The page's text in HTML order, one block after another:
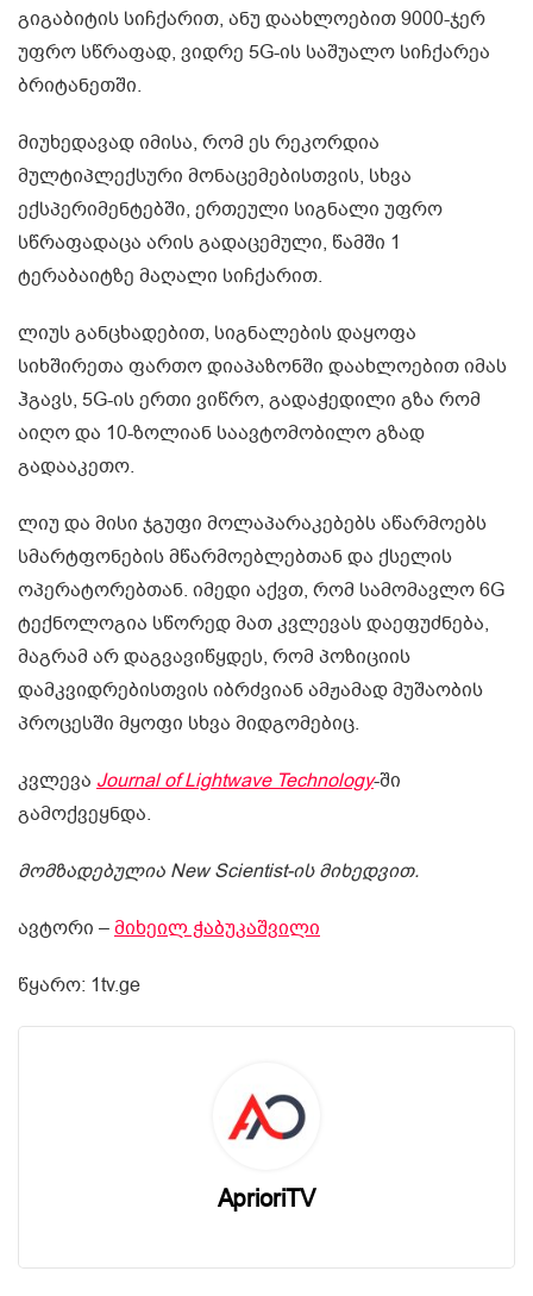
გიგაბიტის სიჩქარით, ანუ დაახლოებით 9000-ჯერ
უფრო სწრაფად, ვიდრე 5G-ის საშუალო სიჩქარეა
ბრიტანეთში.
მიუხედავად იმისა, რომ ეს რეკორდია
მულტიპლექსური მონაცემებისთვის, სხვა
ექსპერიმენტებში, ერთეული სიგნალი უფრო
სწრაფადაცა არის გადაცემული, წამში 1
ტერაბაიტზე მაღალი სიჩქარით.
ლიუს განცხადებით, სიგნალების დაყოფა
სიხშირეთა ფართო დიაპაზონში დაახლოებით იმას
ჰგავს, 5G-ის ერთი ვიწრო, გადაჭედილი გზა რომ
აიღო და 10-ზოლიან საავტომობილო გზად
გადააკეთო.
ლიუ და მისი ჯგუფი მოლაპარაკებებს აწარმოებს
სმარტფონების მწარმოებლებთან და ქსელის
ოპერატორებთან. იმედი აქვთ, რომ სამომავლო 6G
ტექნოლოგია სწორედ მათ კვლევას დაეფუძნება,
მაგრამ არ დაგვავიწყდეს, რომ პოზიციის
დამკვიდრებისთვის იბრძვიან ამჟამად მუშაობის
პროცესში მყოფი სხვა მიდგომებიც.
კვლევა Journal of Lightwave Technology-ში
გამოქვეყნდა.
მომზადებულია New Scientist-ის მიხედვით.
ავტორი –მიხეილ ჭაბუკაშვილი
წყარო: 1tv.ge
AprioriTV